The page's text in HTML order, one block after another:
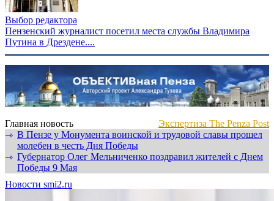
Выбор редактора
Пензенский журналист посетил места службы Владимира
Путина в Дрездене....
Главная новость
Экспертиза The Penza Post
⇾ В Пензе у Монумента воинской и трудовой славы прошел
молебен в честь Дня Победы
⇾ Губернатор Олег Мельниченко поздравил жителей с Днем
Победы 9 Мая
Новости smi2.ru